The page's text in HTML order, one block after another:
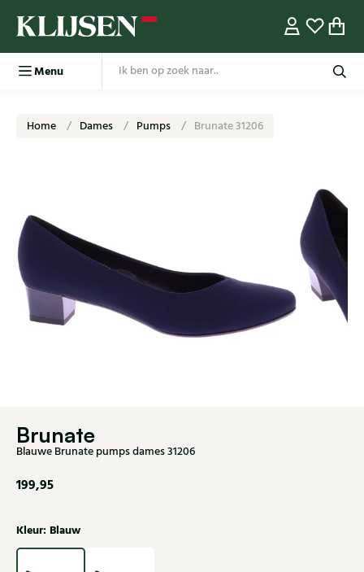
Menu
Home Dames Pumps Brunate 31206
Brunate
Blauwe Brunate pumps dames 31206
199,95
Kleur: Blauw